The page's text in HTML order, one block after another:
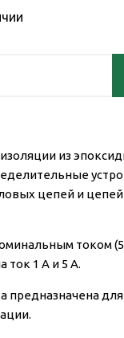
из
цепей и
током (5,
ток 1 А и 5 А.
предназначена